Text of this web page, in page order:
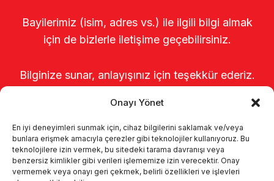
Onayı Yönet
En iyi deneyimleri sunmak için, cihaz bilgilerini saklamak ve/veya
bunlara erişmek amacıyla çerezler gibi teknolojiler kullanıyoruz. Bu
teknolojilere izin vermek, bu sitedeki tarama davranışı veya
benzersiz kimlikler gibi verileri işlememize izin verecektir. Onay
vermemek veya onayı geri çekmek, belirli özellikleri ve işlevleri
Bayilerimiz (isim, adres vs.) ile ilgili bilgi almak
için de bizlerle iletişime geçebilirsiniz.
Bilginize sunar, anlayışınız için teşekkür ederiz.